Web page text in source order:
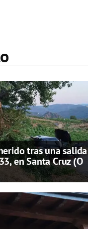
tras una salida
en Santa Cruz (O